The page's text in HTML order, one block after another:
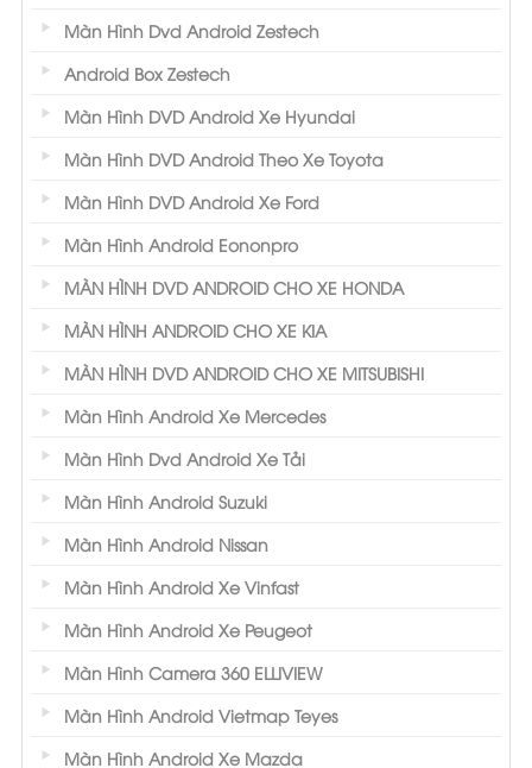
Màn Hình Dvd Android Zestech
Android Box Zestech
Màn Hình DVD Android Xe Hyundai
Màn Hình DVD Android Theo Xe Toyota
Màn Hình DVD Android Xe Ford
Màn Hình Android Eononpro
MÀN HÌNH DVD ANDROID CHO XE HONDA
MÀN HÌNH ANDROID CHO XE KIA
MÀN HÌNH DVD ANDROID CHO XE MITSUBISHI
Màn Hình Android Xe Mercedes
Màn Hình Dvd Android Xe Tải
Màn Hình Android Suzuki
Màn Hình Android Nissan
Màn Hình Android Xe Vinfast
Màn Hình Android Xe Peugeot
Màn Hình Camera 360 ELLIVIEW
Màn Hình Android Vietmap Teyes
Màn Hình Android Xe Mazda